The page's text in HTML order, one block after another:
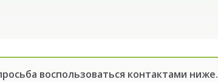
воспользоваться контактами ниже.